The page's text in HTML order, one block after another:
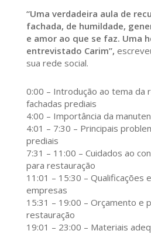
“Uma verdadeira aula de
fachada, de humildade,
e amor ao que se faz. Uma
entrevistado Carim”,
sua rede social.
0:00 – Introdução ao tema da
fachadas prediais
4:00 – Importância da
4:01 – 7:30 – Principais
prediais
7:31 – 11:00 – Cuidados ao
para restauração
11:01 – 15:30 – Qualificações
empresas
15:31 – 19:00 – Orçamento e
restauração
19:01 – 23:00 – Materiais